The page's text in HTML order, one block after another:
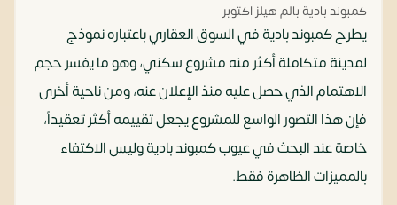
كمبوند بادية بالم هيلز اكتوبر
يطرح كمبوند بادية في السوق العقاري باعتباره نموذج
لمدينة متكاملة أكثر منه مشروع سكني، وهو ما يفسر حجم
الاهتمام الذي حصل عليه منذ الإعلان عنه، ومن ناحية أخرى
فإن هذا التصور الواسع للمشروع يجعل تقييمه أكثر تعقيداً،
خاصة عند البحث في عيوب كمبوند بادية وليس الاكتفاء
بالمميزات الظاهرة فقط.